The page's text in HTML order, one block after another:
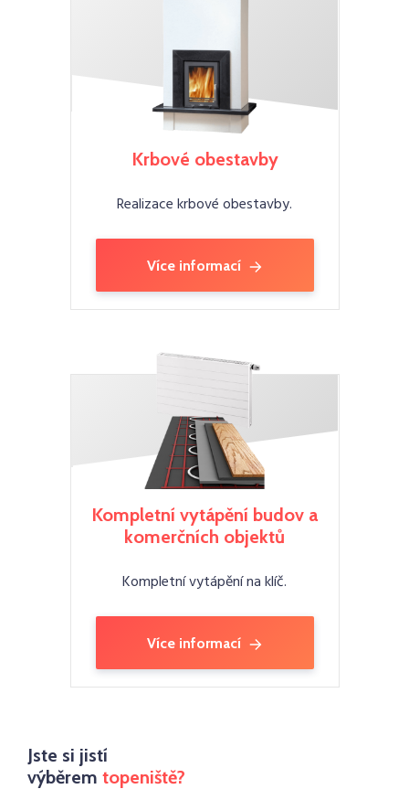
Krbové obestavby
Realizace krbové obestavby.
Více informací
Kompletní vytápění budov a
komerčních objektů
Kompletní vytápění na klíč.
Více informací
Jste si jistí
výběrem topeniště?